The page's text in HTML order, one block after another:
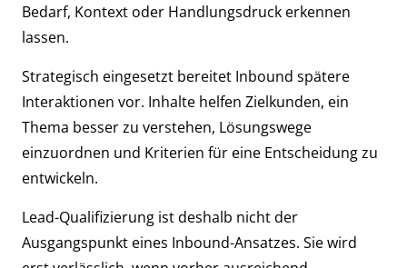
Bedarf, Kontext oder Handlungsdruck erkennen
lassen.
Strategisch eingesetzt bereitet Inbound spätere
Interaktionen vor. Inhalte helfen Zielkunden, ein
Thema besser zu verstehen, Lösungswege
einzuordnen und Kriterien für eine Entscheidung zu
entwickeln.
Lead-Qualifizierung ist deshalb nicht der
Ausgangspunkt eines Inbound-Ansatzes. Sie wird